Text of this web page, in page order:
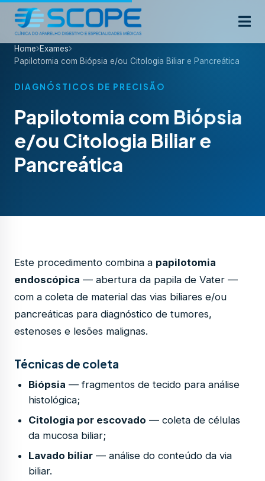
Home Exames
Papilotomia com Biópsia e/ou Citologia Biliar e Pancreática
DIAGNÓSTICOS DE PRECISÃO
Papilotomia com Biópsia
e/ou Citologia Biliar e
Pancreática
Este procedimento combina a papilotomia
endoscópica — abertura da papila de Vater —
com a coleta de material das vias biliares e/ou
pancreáticas para diagnóstico de tumores,
estenoses e lesões malignas.
Técnicas de coleta
Biópsia — fragmentos de tecido para análise
histológica;
Citologia por escovado — coleta de células
da mucosa biliar;
Lavado biliar — análise do conteúdo da via
biliar.